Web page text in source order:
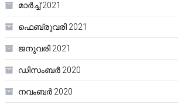
മാർച്ച്‌ 2021
ഫെബ്രുവരി 2021
ജനുവരി 2021
ഡിസംബർ 2020
നവംബർ 2020